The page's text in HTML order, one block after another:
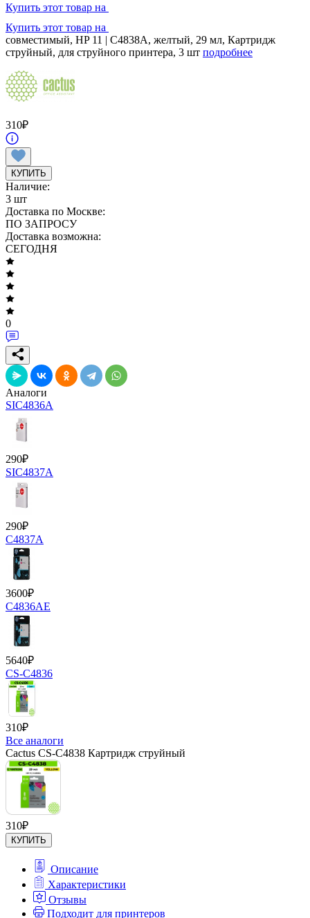
Купить этот товар на
Купить этот товар на
совместимый, HP 11 | C4838A, желтый, 29 мл, Картридж
струйный, для струйного принтера, 3 шт подробнее
310₽
КУПИТЬ
Наличие:
3 шт
Доставка по Москве:
ПО ЗАПРОСУ
Доставка возможна:
СЕГОДНЯ
0
Аналоги
SIC4836A
290₽
SIC4837A
290₽
C4837A
3600₽
C4836AE
5640₽
CS-C4836
310₽
Все аналоги
Cactus CS-C4838 Картридж струйный
310₽
КУПИТЬ
Описание
Характеристики
Отзывы
Подходит для принтеров